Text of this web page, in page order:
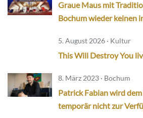
Graue Maus mit
Bochum wieder keinen
5. August 2026 · Kultur
This Will Destroy You
8. März 2023 · Bochum
Patrick Fabian wird
temporär nicht zur